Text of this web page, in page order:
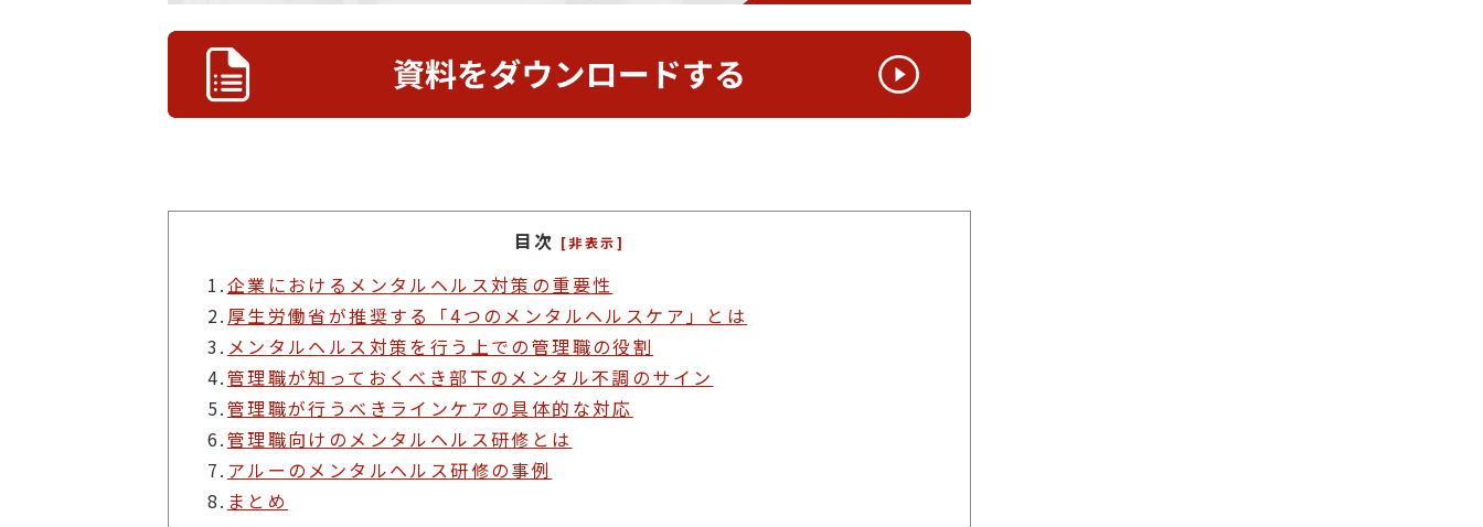
目次 [非表示]
1.企業におけるメンタルヘルス対策の重要性
2. 厚生労働省が推奨する「4つのメンタルヘルスケア」とは
3. メンタルヘルス対策を行う上での管理職の役割
4.管理職が知っておくべき部下のメンタル不調のサイン
5.管理職が行うべきラインケアの具体的な対応
6.管理職向けのメンタルヘルス研修とは
7. アルーのメンタルヘルス研修の事例
8. まとめ